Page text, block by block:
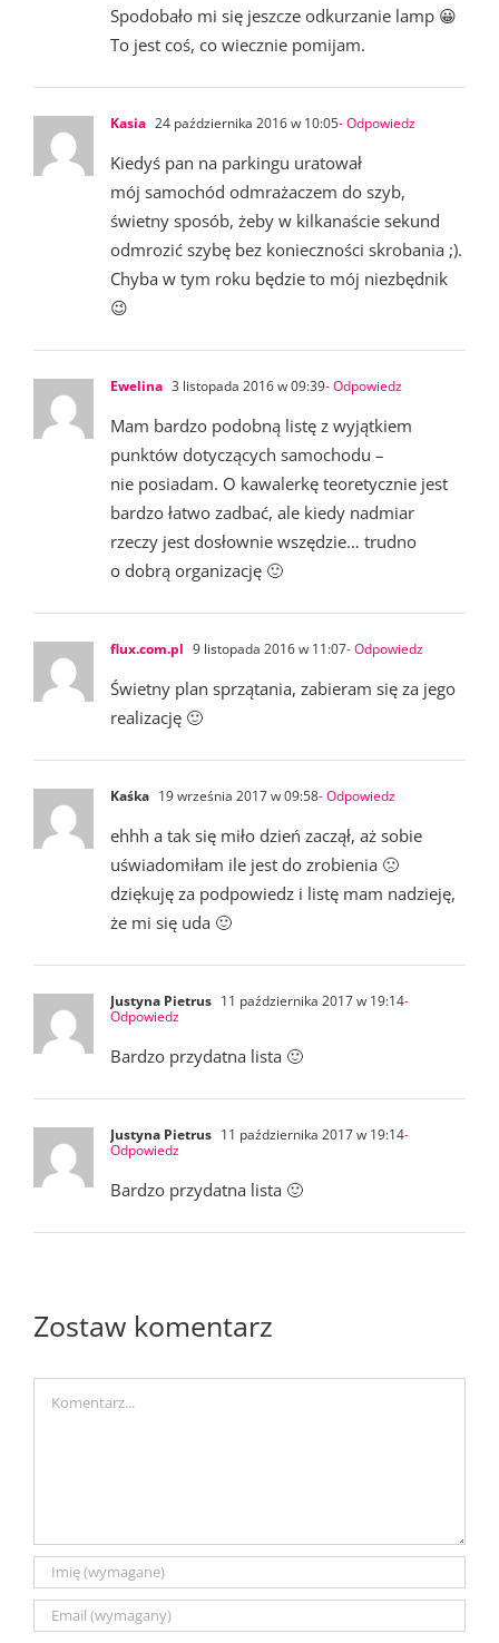
Spodobało mi się jeszcze odkurzanie lamp 😀
To jest coś, co wiecznie pomijam.
Kasia 24 października 2016 w 10:05- Odpowiedz
Kiedyś pan na parkingu uratował
mój samochód odmrażaczem do szyb,
świetny sposób, żeby w kilkanaście sekund
odmrozić szybę bez konieczności skrobania ;).
Chyba w tym roku będzie to mój niezbędnik
😉
Ewelina 3 listopada 2016 w 09:39- Odpowiedz
Mam bardzo podobną listę z wyjątkiem
punktów dotyczących samochodu –
nie posiadam. O kawalerkę teoretycznie jest
bardzo łatwo zadbać, ale kiedy nadmiar
rzeczy jest dosłownie wszędzie… trudno
o dobrą organizację 🙂
flux.com.pl 9 listopada 2016 w 11:07- Odpowiedz
Świetny plan sprzątania, zabieram się za jego
realizację 🙂
Kaśka 19 września 2017 w 09:58- Odpowiedz
ehhh a tak się miło dzień zaczął, aż sobie
uświadomiłam ile jest do zrobienia 🙁
dziękuję za podpowiedz i listę mam nadzieję,
że mi się uda 🙂
Justyna Pietrus 11 października 2017 w 19:14-
Odpowiedz
Bardzo przydatna lista 🙂
Justyna Pietrus 11 października 2017 w 19:14-
Odpowiedz
Bardzo przydatna lista 🙂
Zostaw komentarz